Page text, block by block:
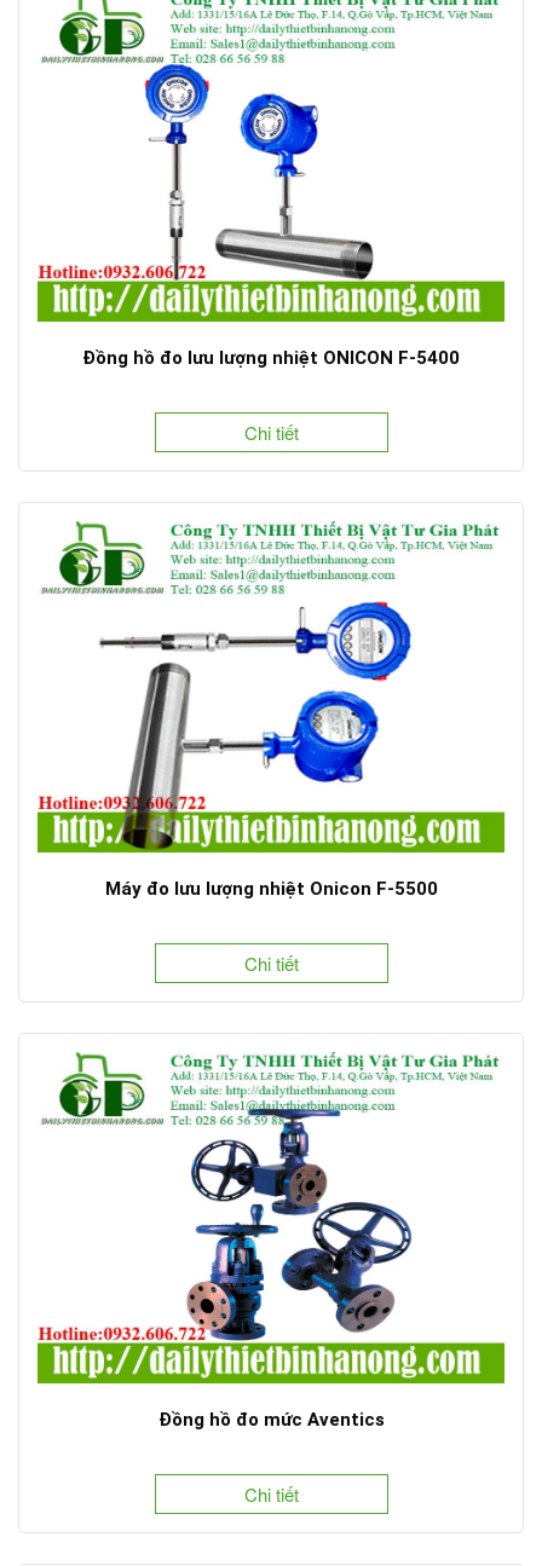
Đồng hồ đo lưu lượng nhiệt ONICON F-5400
Chi tiết
Máy đo lưu lượng nhiệt Onicon F-5500
Chi tiết
Đồng hồ đo mức Aventics
Chi tiết